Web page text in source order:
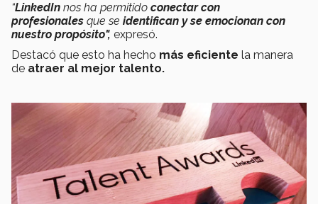
“LinkedIn nos ha permitido conectar con
profesionales que se identifican y se emocionan con
nuestro propósito", expresó.
Destacó que esto ha hecho más eficiente la manera
de atraer al mejor talento.